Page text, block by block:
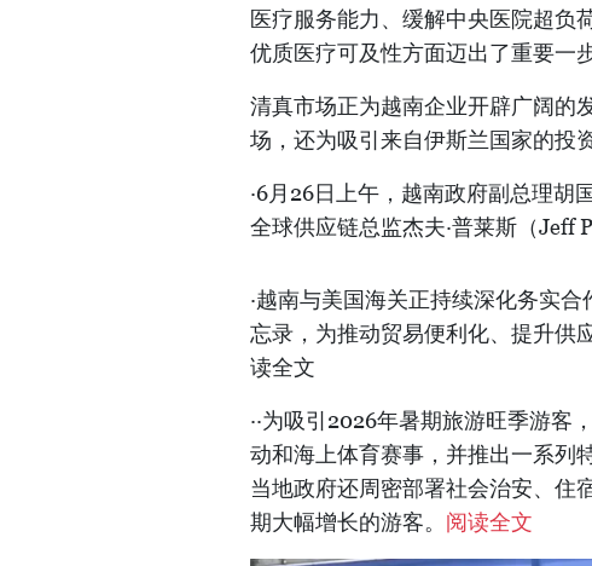
医疗服务能力、缓解中央医院超负
优质医疗可及性方面迈出了重要一步
清真市场正为越南企业开辟广阔的
场，还为吸引来自伊斯兰国家的投
·6月26日上午，越南政府副总理胡
全球供应链总监杰夫·普莱斯（Jeff
·越南与美国海关正持续深化务实
忘录，为推动贸易便利化、提升供
读全文
··为吸引2026年暑期旅游旺季游客
动和海上体育赛事，并推出一系列
当地政府还周密部署社会治安、住
期大幅增长的游客。 阅读全文